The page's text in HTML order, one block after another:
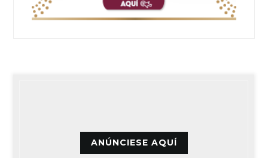
ANÚNCIESE AQUÍ